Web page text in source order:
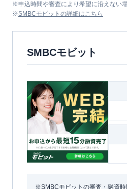
※申込時間や審査により希望に沿えない
※SMBCモビット の詳細はこちら
SMBCモビット
※SMBCモビットの審査・融資時